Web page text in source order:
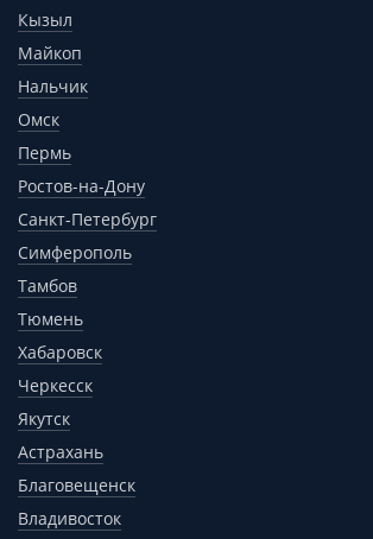
Кызыл
Майкоп
Нальчик
Омск
Пермь
Ростов-на-Дону
Санкт-Петербург
Симферополь
Тамбов
Тюмень
Хабаровск
Черкесск
Якутск
Астрахань
Благовещенск
Владивосток